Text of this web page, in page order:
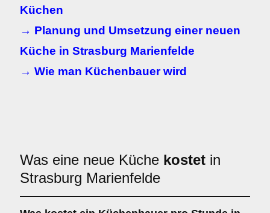
Küchen
→ Planung und Umsetzung einer neuen
Küche in Strasburg Marienfelde
→ Wie man Küchenbauer wird
Was eine neue Küche kostet in
Strasburg Marienfelde